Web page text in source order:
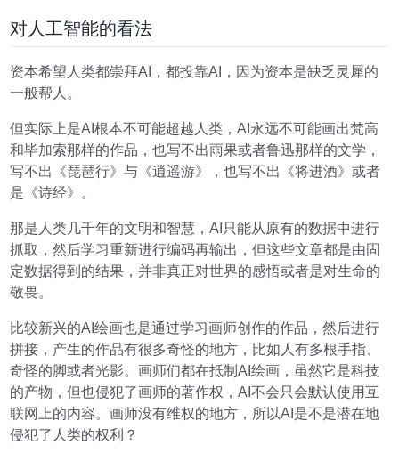
对人工智能的看法
资本希望人类都崇拜AI，都投靠AI，因为资本是缺乏灵犀的
一般帮人。
但实际上是AI根本不可能超越人类，AI永远不可能画出梵高
和毕加索那样的作品，也写不出雨果或者鲁迅那样的文学，
写不出《琵琶行》与《逍遥游》，也写不出《将进酒》或者
是《诗经》。
那是人类几千年的文明和智慧，AI只能从原有的数据中进行
抓取，然后学习重新进行编码再输出，但这些文章都是由固
定数据得到的结果，并非真正对世界的感悟或者是对生命的
敬畏。
比较新兴的AI绘画也是通过学习画师创作的作品，然后进行
拼接，产生的作品有很多奇怪的地方，比如人有多根手指、
奇怪的脚或者光影。画师们都在抵制AI绘画，虽然它是科技
的产物，但也侵犯了画师的著作权，AI不会只会默认使用互
联网上的内容。画师没有维权的地方，所以AI是不是潜在地
侵犯了人类的权利？